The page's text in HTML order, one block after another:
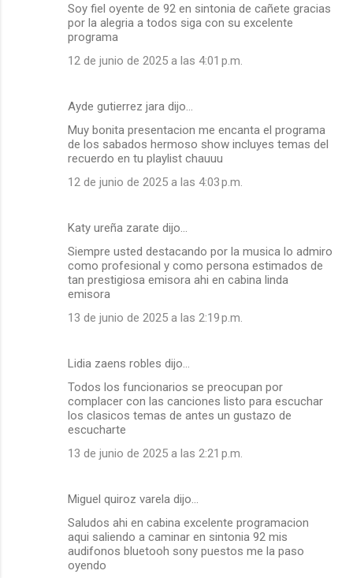
Soy fiel oyente de 92 en sintonia de cañete gracias
por la alegria a todos siga con su excelente
programa
12 de junio de 2025 a las 4:01 p.m.
Ayde gutierrez jara dijo…
Muy bonita presentacion me encanta el programa
de los sabados hermoso show incluyes temas del
recuerdo en tu playlist chauuu
12 de junio de 2025 a las 4:03 p.m.
Katy ureña zarate dijo…
Siempre usted destacando por la musica lo admiro
como profesional y como persona estimados de
tan prestigiosa emisora ahi en cabina linda
emisora
13 de junio de 2025 a las 2:19 p.m.
Lidia zaens robles dijo…
Todos los funcionarios se preocupan por
complacer con las canciones listo para escuchar
los clasicos temas de antes un gustazo de
escucharte
13 de junio de 2025 a las 2:21 p.m.
Miguel quiroz varela dijo…
Saludos ahi en cabina excelente programacion
aqui saliendo a caminar en sintonia 92 mis
audifonos bluetooh sony puestos me la paso
oyendo